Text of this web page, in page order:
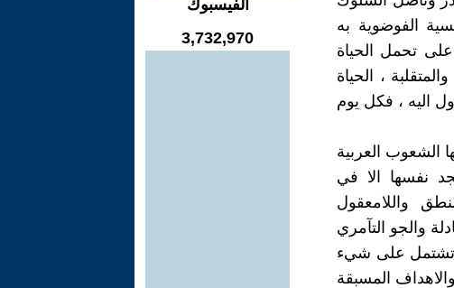
الفوضوية به
تحمل الحياة
، الحياة
اليه ، فكل يوم
الشعوب العربية
نفسها الا في
واللامعقول
والجو التآمري
تشتمل على شيء
المسبقة
الفيسبوك
3,732,970